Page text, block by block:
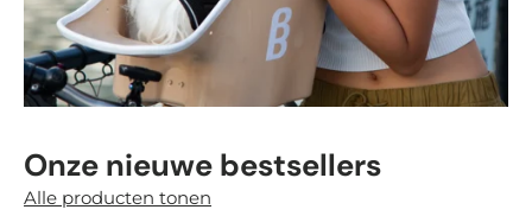
Onze nieuwe bestsellers
Alle producten tonen